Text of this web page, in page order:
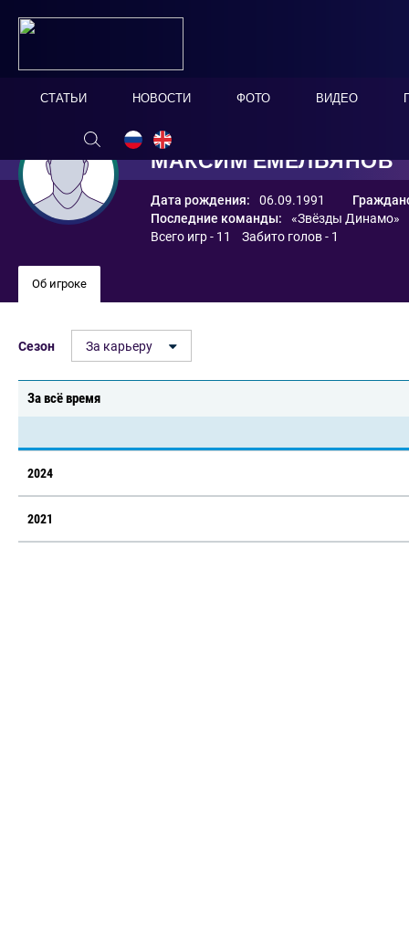
СТАТЬИ НОВОСТИ ФОТО ВИДЕО
МАКСИМ ЕМЕЛЬЯНОВ
Дата рождения: 06.09.1991
Последние команды:
«Звёзды Динамо»
Всего игр - 11 Забито голов - 1
Об игроке
Сезон За карьеру
За всё время
2024
2021